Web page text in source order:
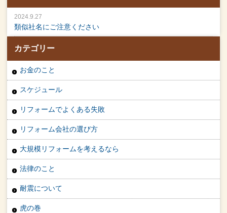
2024.9.27
類似社名にご注意ください
カテゴリー
お金のこと
スケジュール
リフォームでよくある失敗
リフォーム会社の選び方
大規模リフォームを考えるなら
法律のこと
耐震について
虎の巻